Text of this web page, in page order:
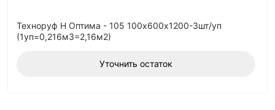
Техноруф Н Оптима - 105 100х600х1200-3шт/уп
(1уп=0,216м3=2,16м2)
Уточнить остаток